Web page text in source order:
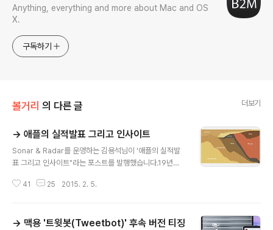
Anything, everything and more about Mac and OS
X.
구독하기
볼거리 의 다른 글 더보기
→ 애플의 실적발표 그리고 인사이트
Sonar & Radar를 운영하는 김용석님이 '애플의 실적발
표 그리고 인사이트"라는 포스트를 발행했습니다.19년전
용이 8개의 소주제로 나뉘어져 있는데, 명쾌한 설명이 곁
라 애플에 관심 있는 사람이라면 두고두고 참고할 만한 가
41 25 2015. 2. 5.
→ 맥용 '트윗봇(Tweetbot)' 후속 버전 티징